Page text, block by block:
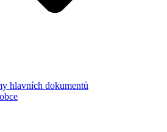
hlavních dokumentů